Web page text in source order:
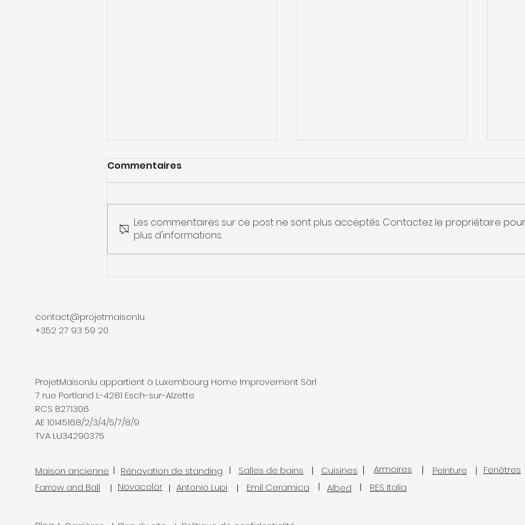
Quel type de fenêtre
Faut-il une étude
Commentaires
Les commentaires sur ce post ne sont plus acceptés. Contactez le propriétaire pour
plus d'informations.
contact@projetmaison.lu
+352 27 93 59 20
ProjetMaison.lu appartient à Luxembourg Home Improvement Sàrl
7 rue Portland L-4281 Esch-sur-Alzette
RCS B271306
AE 10145168/2/3/4/5/7/8/9
TVA LU34290375
Farrow and Ball
Salles de bains
Cuisines
Antonio Lupi
Emil Ceramica Albed
Armoires Fenêtres
Peinture
RES Italia
Novacolor
Rénovation de standing
Maison ancienne